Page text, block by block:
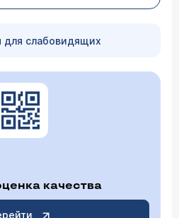
для слабовидящих
качества